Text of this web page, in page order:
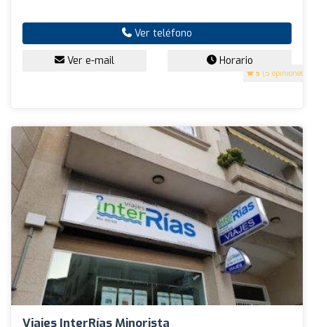
5 (5 opiniones)
Ver teléfono
Ver e-mail Horario
Viajes InterRías Minorista